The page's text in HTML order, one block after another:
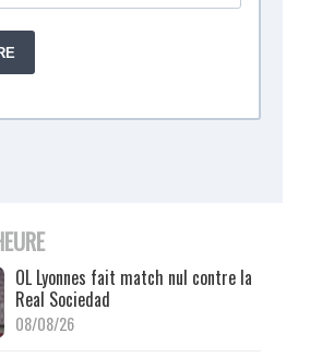
OL Lyonnes fait match nul contre la
Real Sociedad
08/08/26